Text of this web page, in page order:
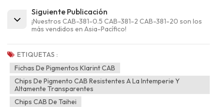
Siguiente Publicación
¡Nuestros CAB-381-0.5 CAB-381-2 CAB-381-20 son los
más vendidos en Asia-Pacífico!
ETIQUETAS :
Fichas De Pigmentos Klarint CAB
Chips De Pigmento CAB Resistentes A La Intemperie Y
Altamente Transparentes
Chips CAB De Taihei